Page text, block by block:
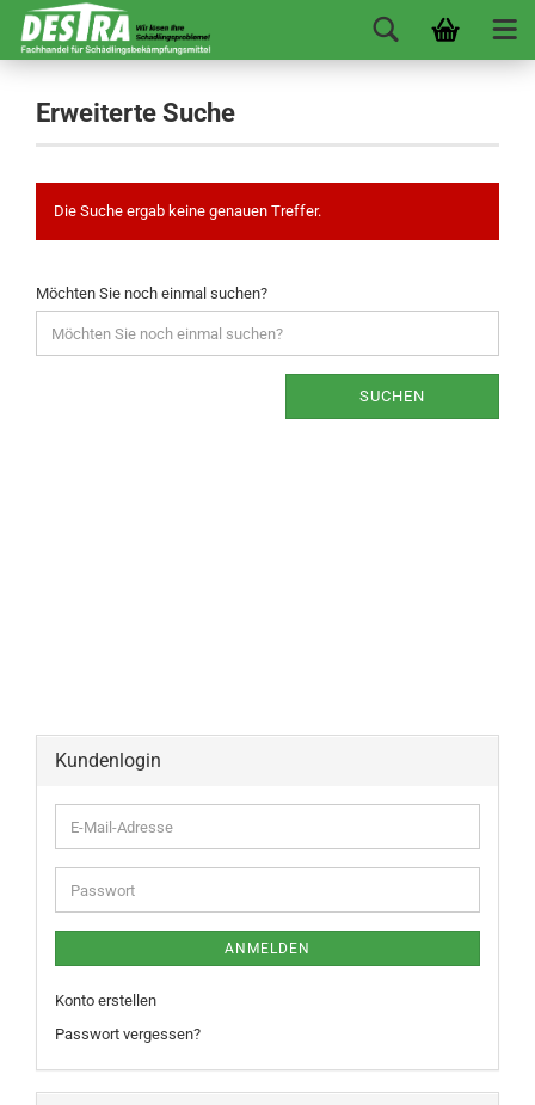
Erweiterte Suche
Die Suche ergab keine genauen Treffer.
Möchten Sie noch einmal suchen?
SUCHEN
Kundenlogin
ANMELDEN
Konto erstellen
Passwort vergessen?